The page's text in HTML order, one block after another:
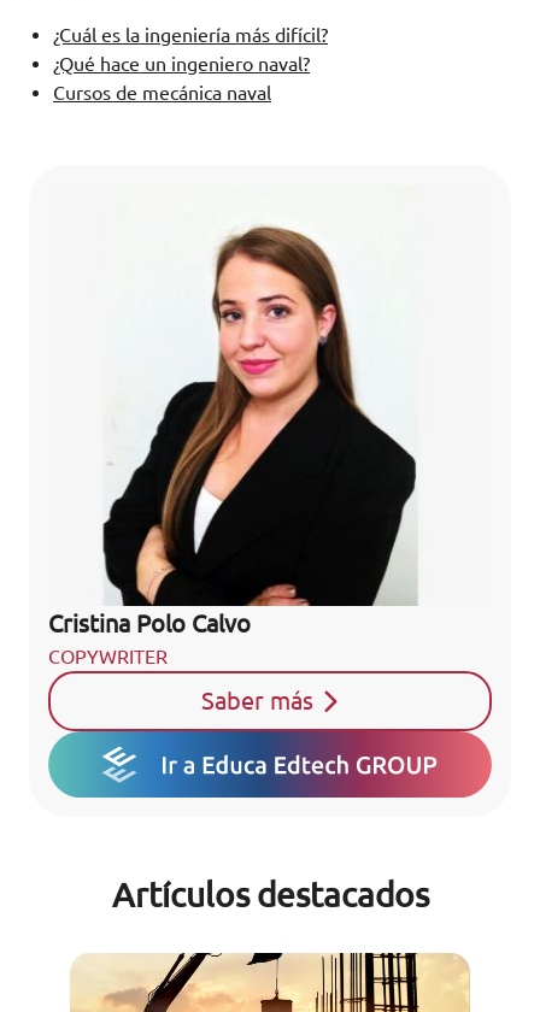
¿Cuál es la ingeniería más difícil?
¿Qué hace un ingeniero naval?
Cursos de mecánica naval
Cristina Polo Calvo
COPYWRITER
Saber más
Artículos destacados